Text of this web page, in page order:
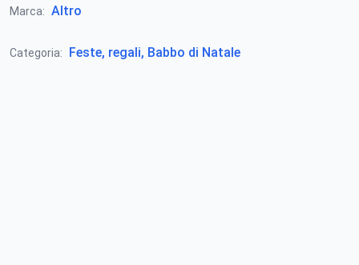
Marca: Altro
Categoria: Feste, regali, Babbo di Natale